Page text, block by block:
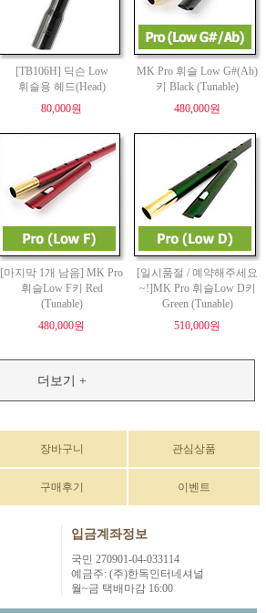
[TB106H] 딕슨 Low
휘슬용 헤드(Head)
80,000원
MK Pro 휘슬 Low G#(Ab)
키 Black (Tunable)
480,000원
[마지막 1개 남음] MK Pro
휘슬Low F키 Red
(Tunable)
480,000원
[일시품절 / 예약해주세요
~!]MK Pro 휘슬Low D키
Green (Tunable)
510,000원
더보기 +
장바구니 관심상품
구매후기 이벤트
입금계좌정보
국민 270901-04-033114
예금주: (주)한독인터네셔널
월~금 택배마감 16:00